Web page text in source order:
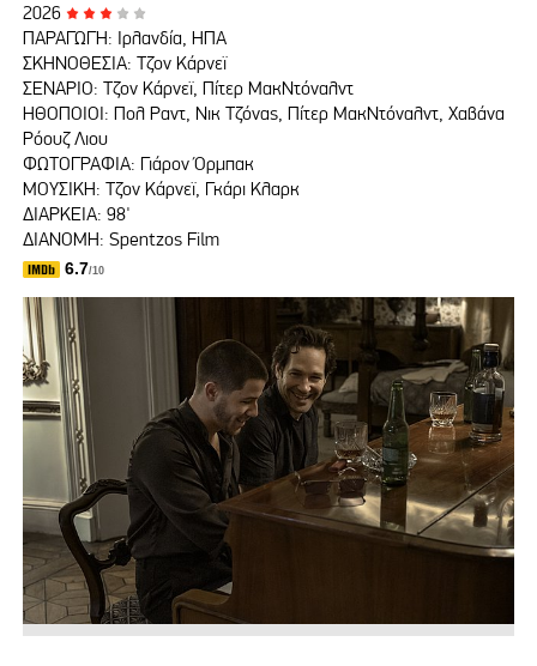
2026
ΠΑΡΑΓΩΓΗ: Ιρλανδία, ΗΠΑ
ΣΚΗΝΟΘΕΣΙΑ: Τζον Κάρνεϊ
ΣΕΝΑΡΙΟ: Τζον Κάρνεϊ, Πίτερ ΜακΝτόναλντ
ΗΘΟΠΟΙΟΙ: Πολ Ραντ, Νικ Τζόνας, Πίτερ ΜακΝτόναλντ, Χαβάνα
Ρόουζ Λιου
ΦΩΤΟΓΡΑΦΙΑ: Γιάρον Όρμπακ
ΜΟΥΣΙΚΗ: Τζον Κάρνεϊ, Γκάρι Κλαρκ
ΔΙΑΡΚΕΙΑ: 98'
ΔΙΑΝΟΜΗ: Spentzos Film
6.7/10